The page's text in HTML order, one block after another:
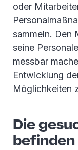
oder
sammeln. Den
seine
messbar
Entwicklung
Möglichkeiten
Die
befinden